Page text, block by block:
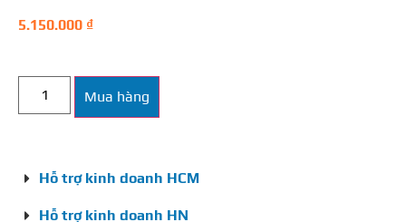
5.150.000 ₫
Mua hàng
Hỗ trợ kinh doanh HCM
Hỗ trợ kinh doanh HN